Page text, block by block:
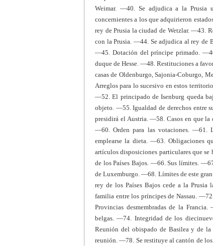
Weimar. —40. Se adjudica a la Prusia
concernientes a los que adquirieron
rey de Prusia la ciudad de Wetzlar. —43.
con la Prusia. —44. Se adjudica al rey de
—45. Dotación del príncipe primado.
duque de Hesse. —48. Restituciones a
casas de Oldenburgo, Sajonia-Coburgo,
Arreglos para lo sucesivo en estos
—52. El principado de Isenburg queda
objeto. —55. Igualdad de derechos entre
presidirá el Austria. —58. Casos en que la
—60. Orden para las votaciones. —61.
emplearse la dieta. —63. Obligaciones
artículos disposiciones particulares que
de los Países Bajos. —66. Sus límites.
de Luxemburgo. —68. Límites de este
rey de los Países Bajos cede a la Prusia
familia entre los príncipes de Nassau.
Provincias desmembradas de la
belgas. —74. Integridad de los
Reunión del obispado de Basilea y de
reunión. —78. Se restituye al cantón de